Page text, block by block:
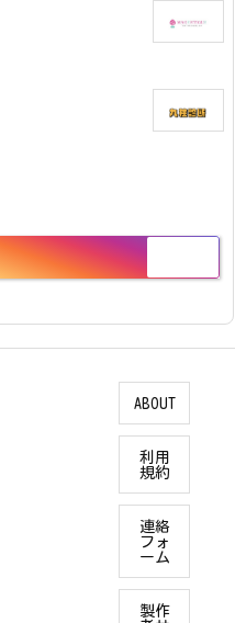
ABOUT
利用
規約
連絡
フォ
ーム
製作